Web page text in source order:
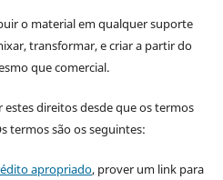
o material em qualquer suporte
transformar, e criar a partir do
que comercial.
direitos desde que os termos
termos são os seguintes:
apropriado, prover um link para